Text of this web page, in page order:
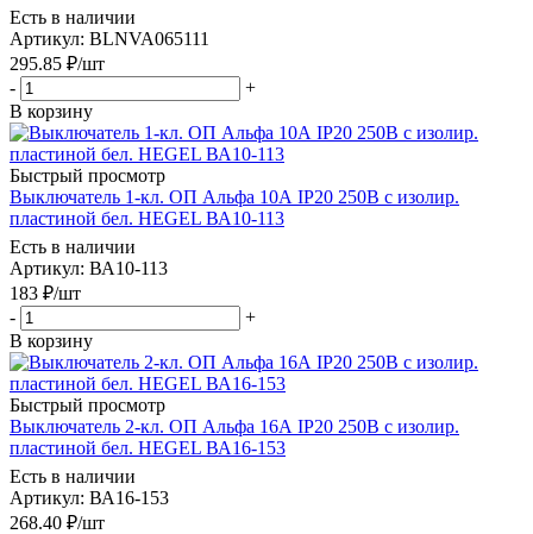
Есть в наличии
Артикул: BLNVA065111
295.85 ₽/шт
-
+
В корзину
Быстрый просмотр
Выключатель 1-кл. ОП Альфа 10А IP20 250В с изолир.
пластиной бел. HEGEL ВА10-113
Есть в наличии
Артикул: ВА10-113
183 ₽/шт
-
+
В корзину
Быстрый просмотр
Выключатель 2-кл. ОП Альфа 16А IP20 250В с изолир.
пластиной бел. HEGEL ВА16-153
Есть в наличии
Артикул: ВА16-153
268.40 ₽/шт